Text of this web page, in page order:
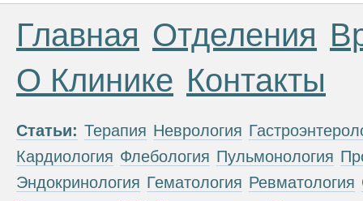
Главная Отделения
О Клинике Контакты
Статьи: Терапия Неврология
Кардиология Флебология Пульмонология
Эндокринология Гематология Ревматология